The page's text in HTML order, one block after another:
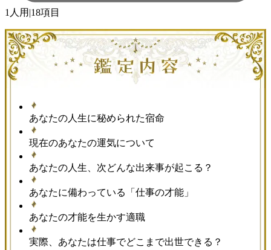
1人用 |18項目
あなたの人生に秘められた宿命
現在のあなたの運気について
あなたの人生、次どんな出来事が起こる？
あなたに備わっている「仕事の才能」
あなたの才能を生かす適職
実際、あなたは仕事でどこまで出世できる？